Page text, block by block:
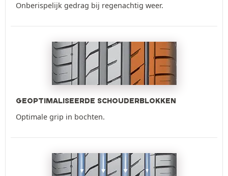
Onberispelijk gedrag bij regenachtig weer.
GEOPTIMALISEERDE SCHOUDERBLOKKEN
Optimale grip in bochten.